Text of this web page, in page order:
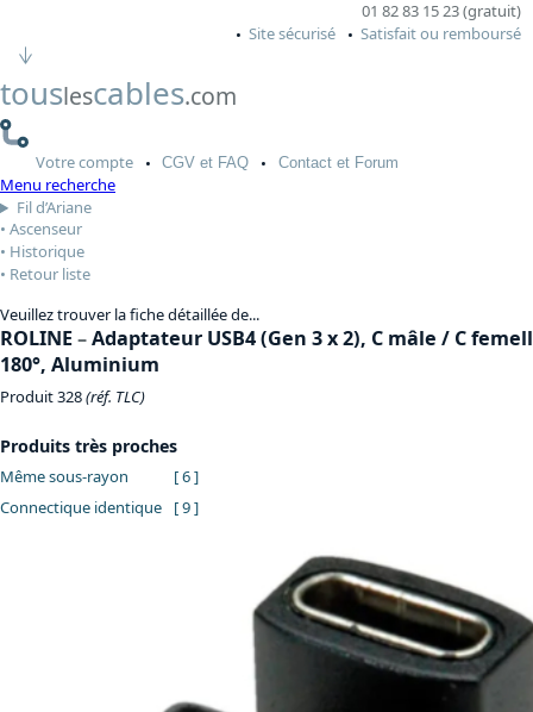
01 82 83 15 23 (gratuit)
Site sécurisé
Satisfait ou remboursé
touslescables.com
Votrecompte CGV et FAQ Contactet Forum
Menu recherche
Fil d’Ariane
Ascenseur
Historique
Retour liste
Veuillez trouver la fiche détaillée de...
ROLINE–Adaptateur USB4 (Gen 3 x 2), C mâle / C
180°, Aluminium
Produit 328(réf. TLC)
Produits très proches
Même sous-rayon
[ 6 ]
Connectique identique
[ 9 ]